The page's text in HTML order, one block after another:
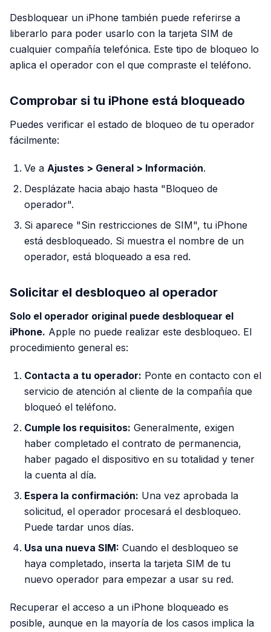
Desbloquear un iPhone también puede referirse a
liberarlo para poder usarlo con la tarjeta SIM de
cualquier compañía telefónica. Este tipo de bloqueo lo
aplica el operador con el que compraste el teléfono.
Comprobar si tu iPhone está bloqueado
Puedes verificar el estado de bloqueo de tu operador
fácilmente:
Ve a Ajustes > General > Información.
Desplázate hacia abajo hasta "Bloqueo de
operador".
Si aparece "Sin restricciones de SIM", tu iPhone
está desbloqueado. Si muestra el nombre de un
operador, está bloqueado a esa red.
Solicitar el desbloqueo al operador
Solo el operador original puede desbloquear el
iPhone. Apple no puede realizar este desbloqueo. El
procedimiento general es:
Contacta a tu operador: Ponte en contacto con el
servicio de atención al cliente de la compañía que
bloqueó el teléfono.
Cumple los requisitos: Generalmente, exigen
haber completado el contrato de permanencia,
haber pagado el dispositivo en su totalidad y tener
la cuenta al día.
Espera la confirmación: Una vez aprobada la
solicitud, el operador procesará el desbloqueo.
Puede tardar unos días.
Usa una nueva SIM: Cuando el desbloqueo se
haya completado, inserta la tarjeta SIM de tu
nuevo operador para empezar a usar su red.
Recuperar el acceso a un iPhone bloqueado es
posible, aunque en la mayoría de los casos implica la